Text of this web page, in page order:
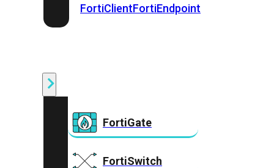
FortiClientFortiEndpoint
FortiGate
FortiSwitch